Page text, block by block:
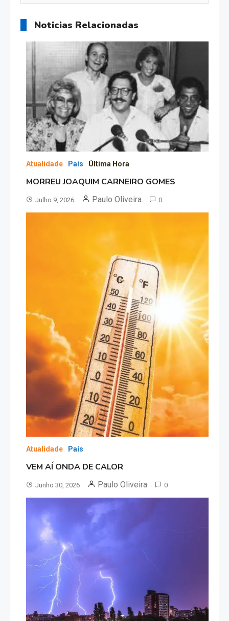
Noticias Relacionadas
Atualidade País Última Hora
MORREU JOAQUIM CARNEIRO GOMES
Julho 9, 2026 Paulo Oliveira 0
Atualidade País
VEM AÍ ONDA DE CALOR
Junho 30, 2026 Paulo Oliveira 0